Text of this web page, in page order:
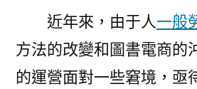
近年來，由于人一般
方法的改變和圖書電商的
的運營面對一些窘境，亟